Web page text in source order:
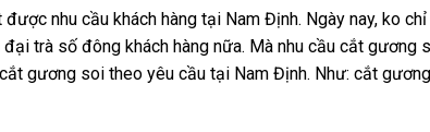
được nhu cầu khách hàng tại Nam Định. Ngày nay, ko
trà số đông khách hàng nữa. Mà nhu cầu cắt
gương soi theo yêu cầu tại Nam Định. Như: cắt